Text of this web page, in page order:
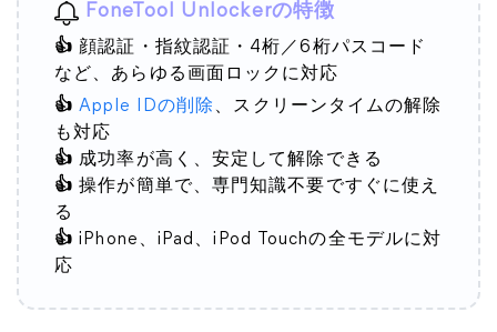
FoneTool Unlockerの特徴
👍 顔認証・指紋認証・4桁／6桁パスコード
など、あらゆる画面ロックに対応
👍Apple IDの削除 、スクリーンタイムの解除
も対応
👍 成功率が高く、安定して解除できる
👍操作が簡単で、専門知識不要ですぐに使え
る
👍iPhone、iPad、iPod Touchの全モデルに対
応